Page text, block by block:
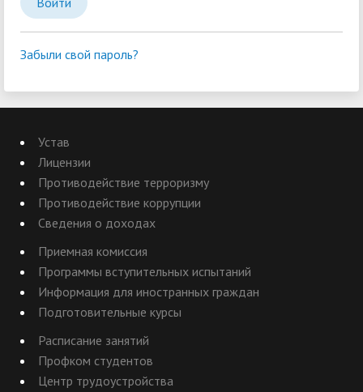
Забыли свой пароль?
Устав
Лицензии
Противодействие терроризму
Противодействие коррупции
Сведения о доходах
Приемная комиссия
Программы вступительных испытаний
Информация для иностранных граждан
Подготовительные курсы
Расписание занятий
Профком студентов
Центр трудоустройства